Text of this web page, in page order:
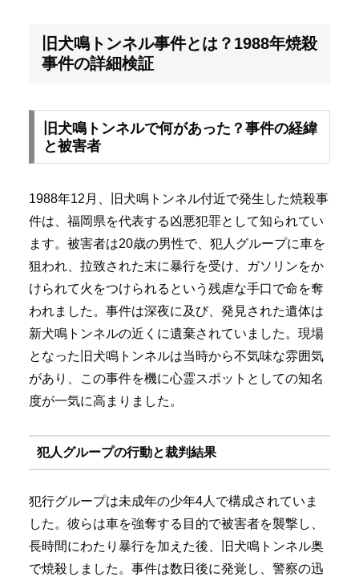
旧犬鳴トンネル事件とは？1988年焼殺
事件の詳細検証
旧犬鳴トンネルで何があった？事件の経緯
と被害者
1988年12月、旧犬鳴トンネル付近で発生した焼殺事
件は、福岡県を代表する凶悪犯罪として知られてい
ます。被害者は20歳の男性で、犯人グループに車を
狙われ、拉致された末に暴行を受け、ガソリンをか
けられて火をつけられるという残虐な手口で命を奪
われました。事件は深夜に及び、発見された遺体は
新犬鳴トンネルの近くに遺棄されていました。現場
となった旧犬鳴トンネルは当時から不気味な雰囲気
があり、この事件を機に心霊スポットとしての知名
度が一気に高まりました。
犯人グループの行動と裁判結果
犯行グループは未成年の少年4人で構成されていま
した。彼らは車を強奪する目的で被害者を襲撃し、
長時間にわたり暴行を加えた後、旧犬鳴トンネル奥
で焼殺しました。事件は数日後に発覚し、警察の迅